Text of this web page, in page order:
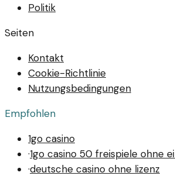
Politik
Seiten
Kontakt
Cookie-Richtlinie
Nutzungsbedingungen
Empfohlen
1go casino
·1go casino 50 freispiele ohne
·deutsche casino ohne lizenz